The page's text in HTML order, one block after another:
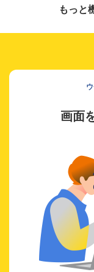
もっ
画面